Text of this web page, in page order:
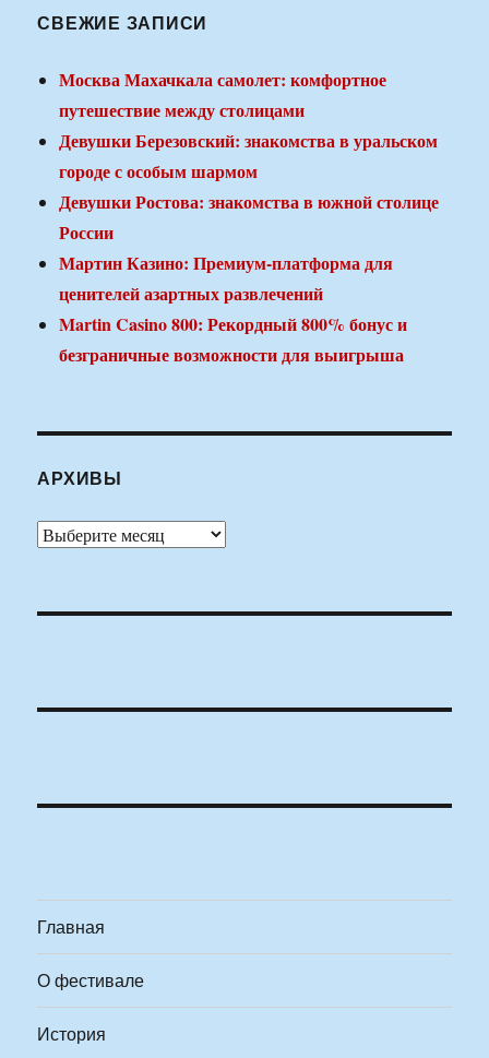
СВЕЖИЕ ЗАПИСИ
Москва Махачкала самолет: комфортное
путешествие между столицами
Девушки Березовский: знакомства в уральском
городе с особым шармом
Девушки Ростова: знакомства в южной столице
России
Мартин Казино: Премиум-платформа для
ценителей азартных развлечений
Martin Casino 800: Рекордный 800% бонус и
безграничные возможности для выигрыша
АРХИВЫ
Архивы
Главная
О фестивале
История